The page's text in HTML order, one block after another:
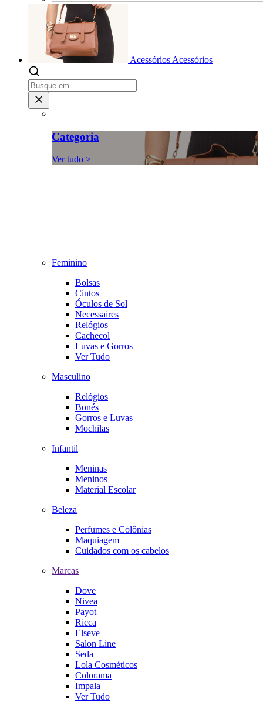
Acessórios Acessórios
Categoria
Ver tudo >
Feminino
Bolsas
Cintos
Óculos de Sol
Necessaires
Relógios
Cachecol
Luvas e Gorros
Ver Tudo
Masculino
Relógios
Bonés
Gorros e Luvas
Mochilas
Infantil
Meninas
Meninos
Material Escolar
Beleza
Perfumes e Colônias
Maquiagem
Cuidados com os cabelos
Marcas
Dove
Nivea
Payot
Ricca
Elseve
Salon Line
Seda
Lola Cosméticos
Colorama
Impala
Ver Tudo